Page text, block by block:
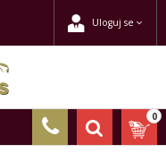
Uloguj se
0